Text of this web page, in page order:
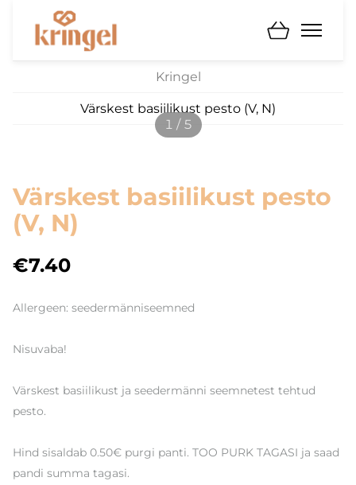
Kringel
Värskest basiilikust pesto (V, N)
1 / 5
Värskest basiilikust pesto
(V, N)
€7.40
Allergeen: seedermänniseemned
Nisuvaba!
Värskest basiilikust ja seedermänni seemnetest tehtud
pesto.
Hind sisaldab 0.50€ purgi panti. TOO PURK TAGASI ja saad
pandi summa tagasi.